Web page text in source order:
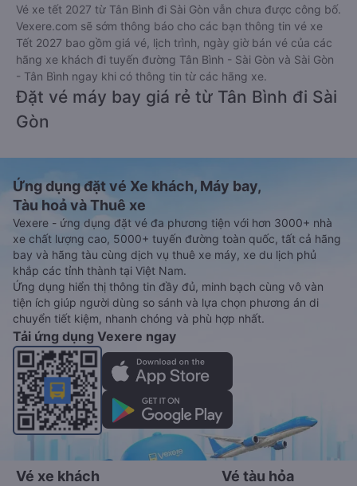
Vé xe tết 2027 từ Tân Bình đi Sài Gòn vẫn chưa được công bố.
Vexere.com sẽ sớm thông báo cho các bạn thông tin vé xe
Tết 2027 bao gồm giá vé, lịch trình, ngày giờ bán vé của các
hãng xe khách đi tuyến đường Tân Bình - Sài Gòn và Sài Gòn
- Tân Bình ngay khi có thông tin từ các hãng xe.
Đặt vé máy bay giá rẻ từ Tân Bình đi Sài
Gòn
Ứng dụng đặt vé Xe khách, Máy bay,
Tàu hoả và Thuê xe
Vexere - ứng dụng đặt vé đa phương tiện với hơn 3000+ nhà
xe chất lượng cao, 5000+ tuyến đường toàn quốc, tất cả hãng
bay và hãng tàu cùng dịch vụ thuê xe máy, xe du lịch phủ
khắp các tỉnh thành tại Việt Nam.
Ứng dụng hiển thị thông tin đầy đủ, minh bạch cùng vô vàn
tiện ích giúp người dùng so sánh và lựa chọn phương án di
chuyển tiết kiệm, nhanh chóng và phù hợp nhất.
Tải ứng dụng Vexere ngay
Vé xe khách Vé tàu hỏa